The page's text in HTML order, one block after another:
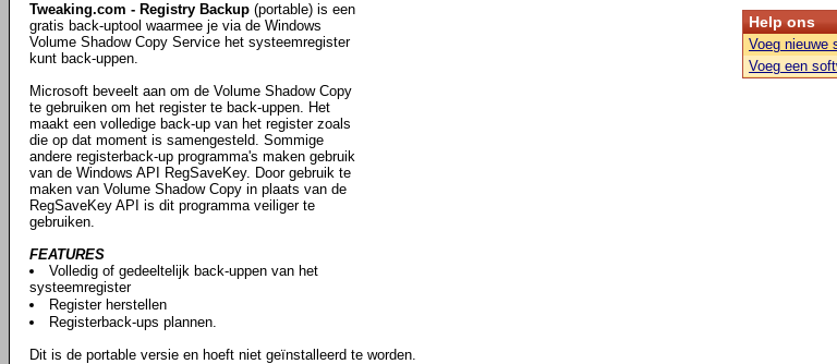
Tweaking.com - Registry Backup (portable) is een
gratis back-uptool waarmee je via de Windows
Volume Shadow Copy Service het systeemregister
kunt back-uppen.
Microsoft beveelt aan om de Volume Shadow Copy
te gebruiken om het register te back-uppen. Het
maakt een volledige back-up van het register zoals
die op dat moment is samengesteld. Sommige
andere registerback-up programma's maken gebruik
van de Windows API RegSaveKey. Door gebruik te
maken van Volume Shadow Copy in plaats van de
RegSaveKey API is dit programma veiliger te
gebruiken.
FEATURES
Volledig of gedeeltelijk back-uppen van het
systeemregister
Register herstellen
Registerback-ups plannen.
Dit is de portable versie en hoeft niet geïnstalleerd te worden.
Help ons
Voeg nieuwe
Voeg een